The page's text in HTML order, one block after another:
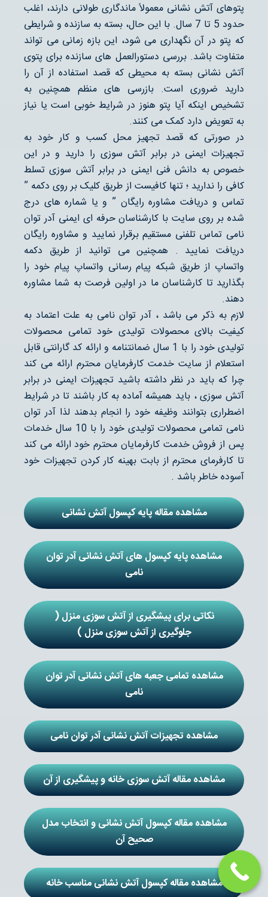
پتوهای آتش نشانی معمولاً ماندگاری طولانی دارند، اغلب
حدود 5 تا 7 سال. با این حال، بسته به سازنده و شرایطی
که پتو در آن نگهداری می شود، این بازه زمانی می تواند
متفاوت باشد. بررسی دستورالعمل های سازنده برای پتوی
آتش نشانی بسته به محیطی که قصد استفاده از آن را
دارید ضروری است. بازرسی های منظم همچنین به
تشخیص اینکه آیا پتو هنوز در شرایط خوبی است یا نیاز
به تعویض دارد کمک می کنند.
در صورتی که قصد تجهیز محل کسب و کار خود به
تجهیزات ایمنی در برابر آتش سوزی را دارید و در این
خصوص به دانش فنی ایمنی در برابر آتش سوزی تسلط
کافی را ندارید ؛ تنها کافیست از طریق کلیک بر روی دکمه ”
تماس و دریافت مشاوره رایگان ” و یا شماره های درج
شده بر روی سایت با کارشناسان حرفه ای ایمنی آدر توان
نامی تماس تلفنی مستقیم برقرار نمایید و مشاوره رایگان
دریافت نمایید . همچنین می توانید از طریق دکمه
واتساپ از طریق شبکه پیام رسانی واتساپ پیام خود را
بگذارید تا کارشناسان ما در اولین فرصت به شما مشاوره
دهند.
لازم به ذکر می باشد ، آدر توان نامی به علت اعتماد به
کیفیت بالای محصولات تولیدی خود تمامی محصولات
تولیدی خود را با 1 سال ضمانتنامه و ارائه کد گارانتی قابل
استعلام از سایت خدمت کارفرمایان محترم ارائه می کند
چرا که باید در نظر داشته باشید تجهیزات ایمنی در برابر
آتش سوزی ، باید همیشه آماده به کار باشند تا در شرایط
اضطراری بتوانند وظیفه خود را انجام بدهند لذا آدر توان
نامی تمامی محصولات تولیدی خود را با 10 سال خدمات
پس از فروش خدمت کارفرمایان محترم خود ارائه می کند
تا کارفرمای محترم از بابت بهینه کار کردن تجهیزات خود
آسوده خاطر باشد .
مشاهده مقاله پایه کپسول آتش نشانی
مشاهده پایه کپسول های آتش نشانی آدر توان
نامی
نکاتی برای پیشگیری از آتش سوزی منزل (
جلوگیری از آتش سوزی منزل )
مشاهده تمامی جعبه های آتش نشانی آدر توان
نامی
مشاهده تجهیزات آتش نشانی آدر توان نامی
مشاهده مقاله آتش سوزی خانه و پیشگیری از آن
مشاهده مقاله کپسول آتش نشانی و انتخاب مدل
صحیح آن
مشاهده مقاله کپسول آتش نشانی مناسب خانه